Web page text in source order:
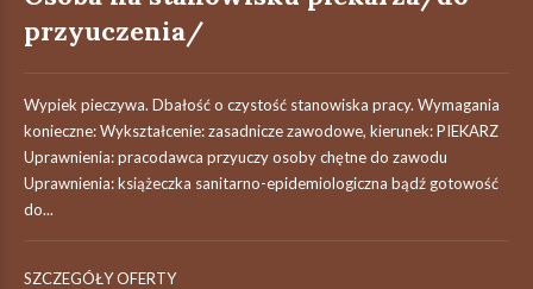
przyuczenia/
Wypiek pieczywa. Dbałość o czystość stanowiska pracy. Wymagania
konieczne: Wykształcenie: zasadnicze zawodowe, kierunek: PIEKARZ
Uprawnienia: pracodawca przyuczy osoby chętne do zawodu
Uprawnienia: książeczka sanitarno-epidemiologiczna bądź gotowość
do...
SZCZEGÓŁY OFERTY